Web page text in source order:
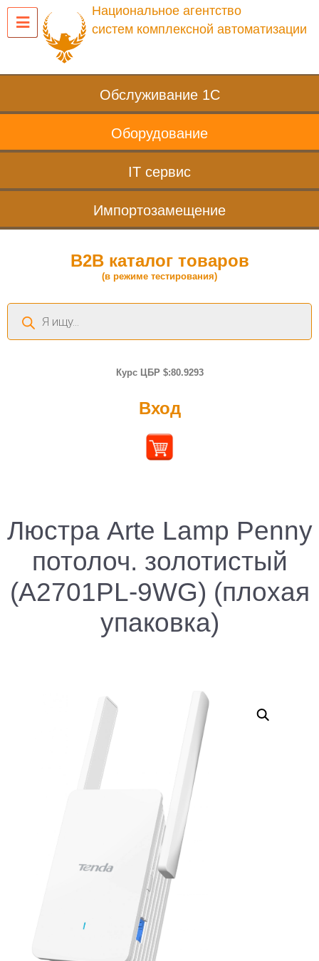
Национальное агентство
систем комплексной автоматизации
Обслуживание 1С
Оборудование
IT сервис
Импортозамещение
B2B каталог товаров
(в режиме тестирования)
Поиск
товаров
Курс ЦБР $:80.9293
Вход
Люстра Arte Lamp Penny
потолоч. золотистый
(A2701PL-9WG) (плохая
упаковка)